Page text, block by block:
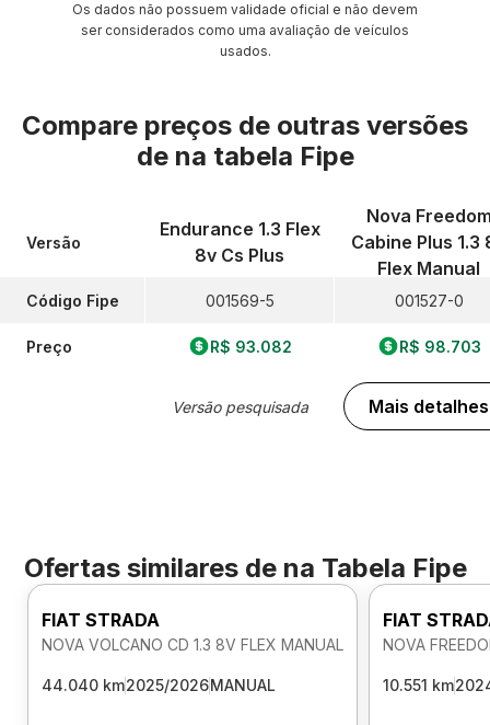
Os dados não possuem validade oficial e não devem
ser considerados como uma avaliação de veículos
usados.
Compare preços de outras versões
de na tabela Fipe
Versão
Código Fipe
Preço
Endurance 1.3 Flex
8v Cs Plus
001569-5
R$ 93.082
Versão pesquisada
Nova
Cabine Plus 1.3
Flex Manual
001527-0
R$ 98.703
Mais detalhes
Ofertas similares de na Tabela Fipe
FIAT STRADA
NOVA VOLCANO CD 1.3 8V FLEX MANUAL
44.040 km2025/2026MANUAL
FIAT
NOVA
10.551 km